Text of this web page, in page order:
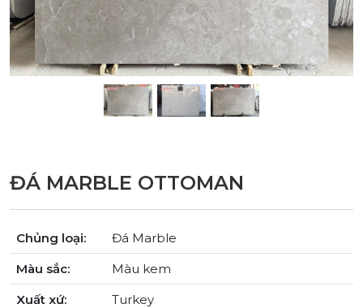
ĐÁ MARBLE OTTOMAN
Chủng loại:
Đá Marble
Màu sắc:
Màu kem
Xuất xứ:
Turkey